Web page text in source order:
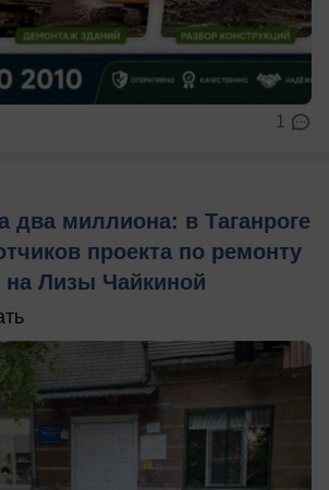
1
два миллиона: в Таганроге
проекта по ремонту
на Лизы Чайкиной